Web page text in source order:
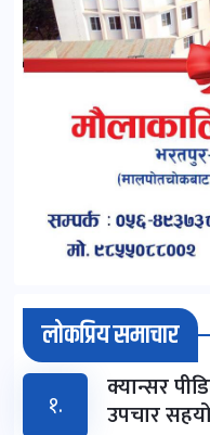
लोकप्रिय समाचार
१. क्यान्सर
उपचार